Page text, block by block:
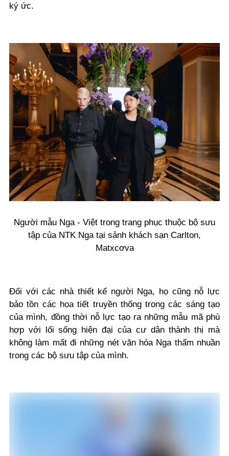
ký ức.
Người mẫu Nga - Việt trong trang phục thuộc bộ sưu
tập của NTK Nga tại sảnh khách sạn Carlton,
Matxcơva
Đối với các nhà thiết kế người Nga, họ cũng nỗ lực
bảo tồn các họa tiết truyền thống trong các sáng tạo
của mình, đồng thời nỗ lực tạo ra những mẫu mã phù
hợp với lối sống hiện đại của cư dân thành thị mà
không làm mất đi những nét văn hóa Nga thấm nhuần
trong các bộ sưu tập của mình.